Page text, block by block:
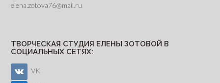
elena.zotova76@mail.ru
ТВОРЧЕСКАЯ СТУДИЯ ЕЛЕНЫ ЗОТОВОЙ В
СОЦИАЛЬНЫХ СЕТЯХ:
VK